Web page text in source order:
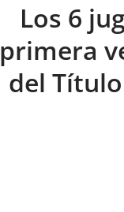
Los 6
primera
del